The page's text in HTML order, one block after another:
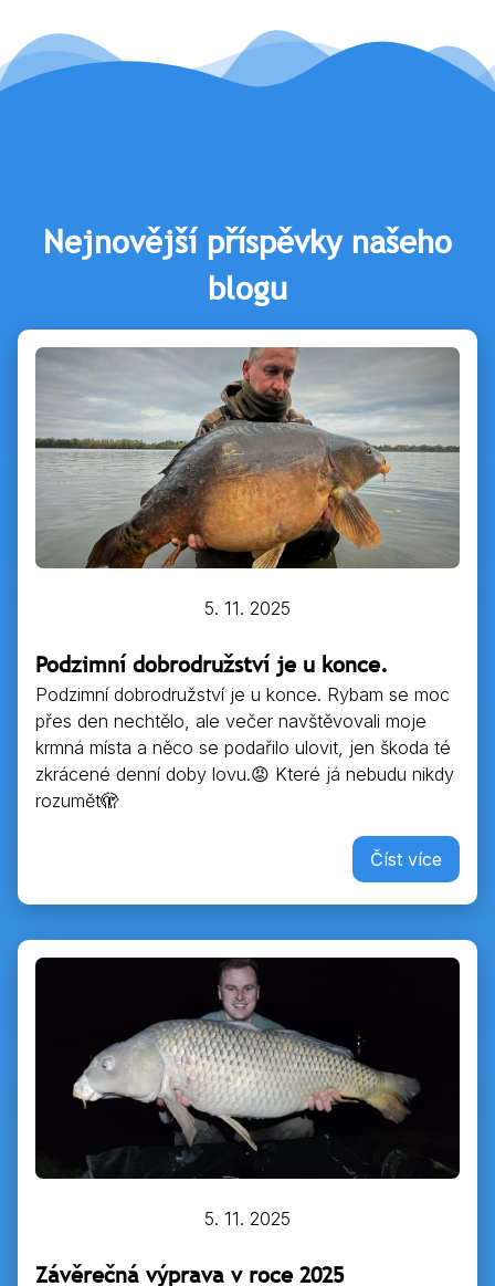
Nejnovější příspěvky našeho
blogu
5. 11. 2025
Podzimní dobrodružství je u konce.
Podzimní dobrodružství je u konce. Rybam se moc
přes den nechtělo, ale večer navštěvovali moje
krmná místa a něco se podařilo ulovit, jen škoda té
zkrácené denní doby lovu.😡 Které já nebudu nikdy
rozumět🫣
Číst více
5. 11. 2025
Závěrečná výprava v roce 2025